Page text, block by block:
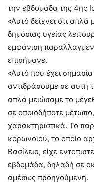
την εβδομάδα της 4ης
«Αυτό δείχνει ότι
δημόσιας υγείας
εμφάνιση
επισήμανε.
«Αυτό που έχει
αντιδράσουμε σε αυτή
απλά μειώσαμε το
σε οποιοδήποτε
χαρακτηριστικά. Το
κορωνοϊού, το οποίο
Βασίλειο, είχε
εβδομάδα, δηλαδή σε
αμέσως προηγούμενη.